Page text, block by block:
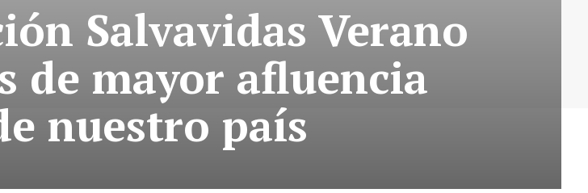
Salvavidas Verano
de mayor afluencia
nuestro país